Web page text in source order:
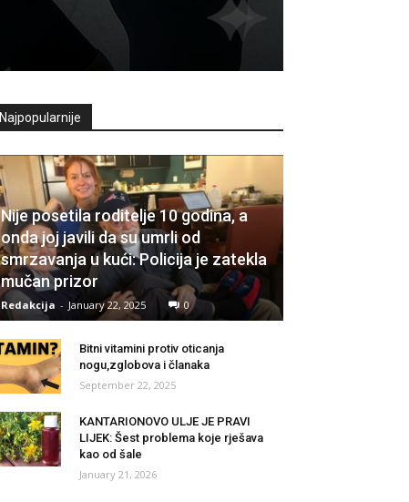
Najpopularnije
Nije posetila roditelje 10 godina, a
onda joj javili da su umrli od
smrzavanja u kući: Policija je zatekla
mučan prizor
Redakcija - January 22, 2025 0
Bitni vitamini protiv oticanja
nogu,zglobova i članaka
September 22, 2025
KANTARIONOVO ULJE JE PRAVI
LIJEK: Šest problema koje rješava
kao od šale
January 21, 2026